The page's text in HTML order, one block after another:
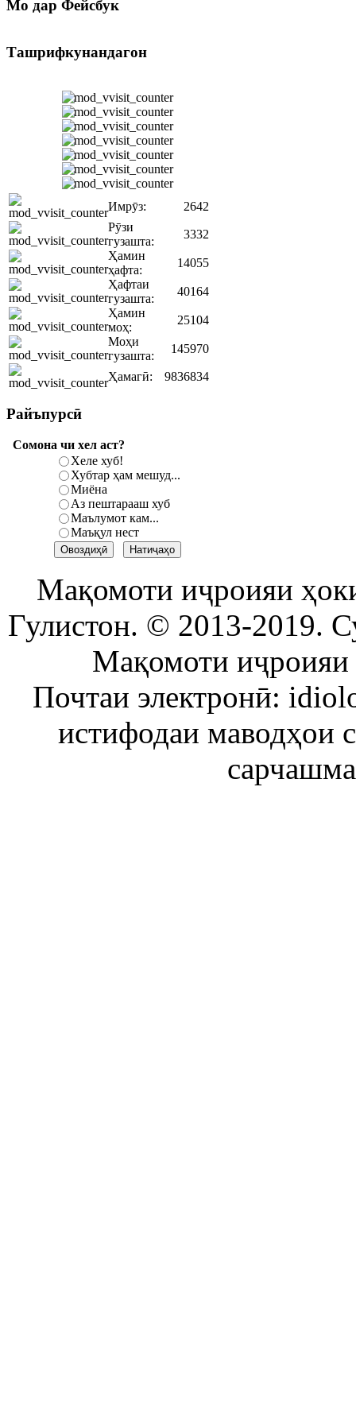
Мо дар Фейсбук
Ташрифкунандагон
Имрӯз:
2642
Рӯзи
гузашта:
3332
Ҳамин
ҳафта:
14055
Ҳафтаи
гузашта:
40164
Ҳамин
моҳ:
25104
Моҳи
гузашта:
145970
Ҳамагӣ: 9836834
Райъпурсӣ
Сомона чи хел аст?
Хеле хуб!
Хубтар ҳам мешуд...
Миёна
Аз пештарааш хуб
Маълумот кам...
Маъқул нест
Мақомоти иҷроияи
Гулистон. © 2013-2019.
Мақомоти иҷроияи
Почтаи электронӣ:
истифодаи маводҳои